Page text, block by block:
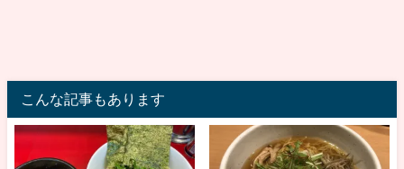
こんな記事もあります